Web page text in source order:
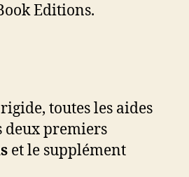
Editions.
toutes les aides
deux premiers
et le supplément